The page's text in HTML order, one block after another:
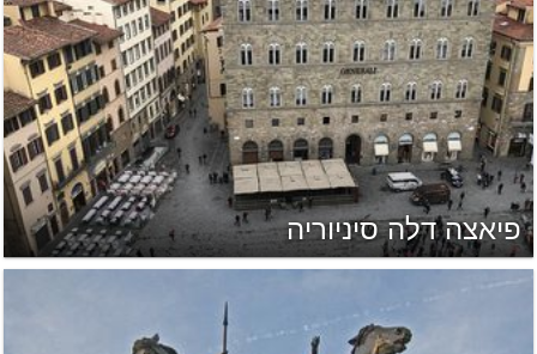
פיאצה דלה סיניוריה